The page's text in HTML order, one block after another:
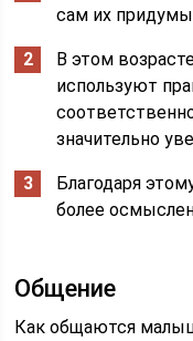
сам их
В этом
используют
значительно
Благодаря
более
Общение
Как общаются